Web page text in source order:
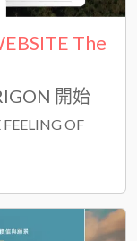
The
開始
OF